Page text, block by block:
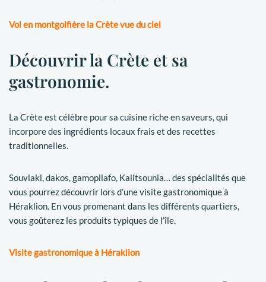
Vol en montgolfière la Crète vue du ciel
Découvrir la Crète et sa
gastronomie.
La Crète est célèbre pour sa cuisine riche en saveurs, qui
incorpore des ingrédients locaux frais et des recettes
traditionnelles.
Souvlaki, dakos, gamopilafo, Kalitsounia… des spécialités que
vous pourrez découvrir lors d’une visite gastronomique à
Héraklion. En vous promenant dans les différents quartiers,
vous goûterez les produits typiques de l’île.
Visite gastronomique à Héraklion